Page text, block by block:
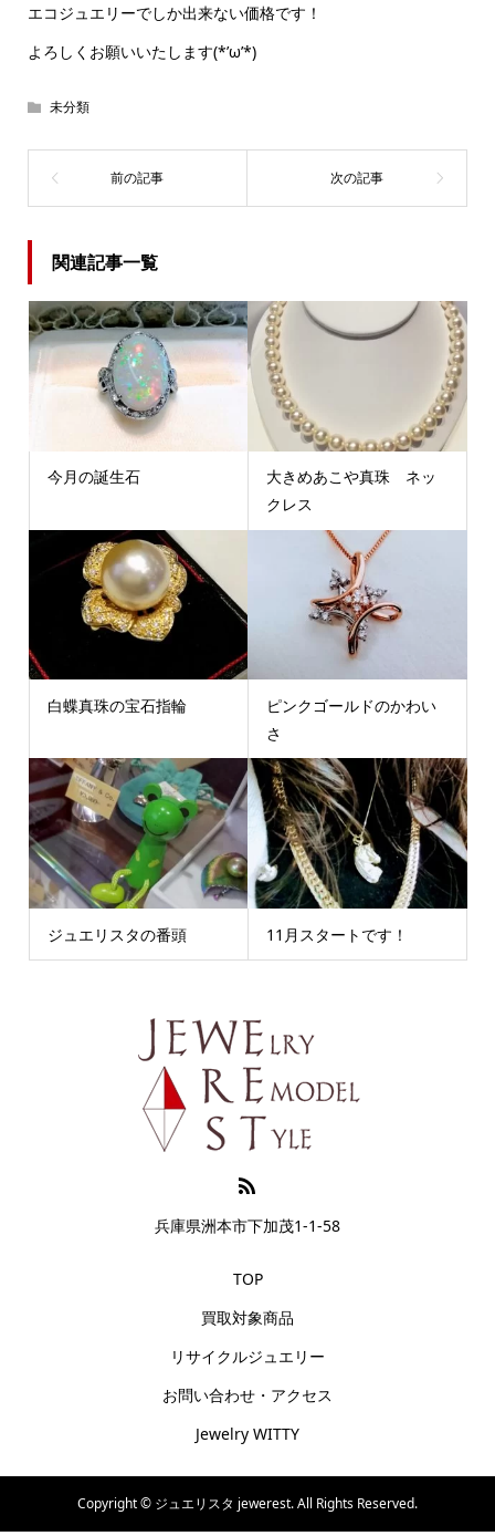
エコジュエリーでしか出来ない価格です！
よろしくお願いいたします(*’ω’*)
未分類
関連記事一覧
今月の誕生石
大きめあこや真珠 ネッ
クレス
白蝶真珠の宝石指輪
ピンクゴールドのかわい
さ
ジュエリスタの番頭 11月スタートです！
兵庫県洲本市下加茂1-1-58
TOP
買取対象商品
リサイクルジュエリー
お問い合わせ・アクセス
Jewelry WITTY
Copyright © ジュエリスタ jewerest. All Rights Reserved.